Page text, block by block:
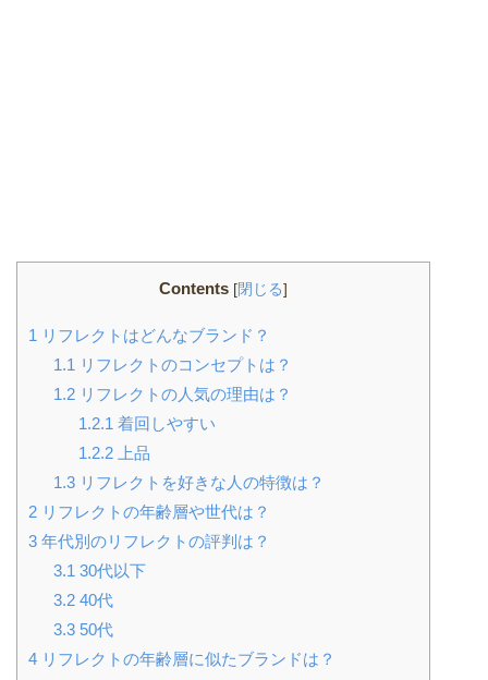
Contents [閉じる]
1 リフレクトはどんなブランド？
1.1 リフレクトのコンセプトは？
1.2リフレクトの人気の理由は？
1.2.1 着回しやすい
1.2.2上品
1.3リフレクトを好きな人の特徴は？
2 リフレクトの年齢層や世代は？
3 年代別のリフレクトの評判は？
3.1 30代以下
3.240代
3.350代
4 リフレクトの年齢層に似たブランドは？